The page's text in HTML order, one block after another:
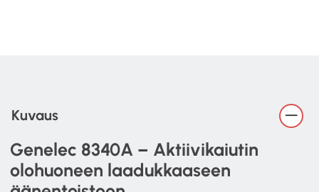
Kuvaus
Genelec 8340A – Aktiivikaiutin
olohuoneen laadukkaaseen